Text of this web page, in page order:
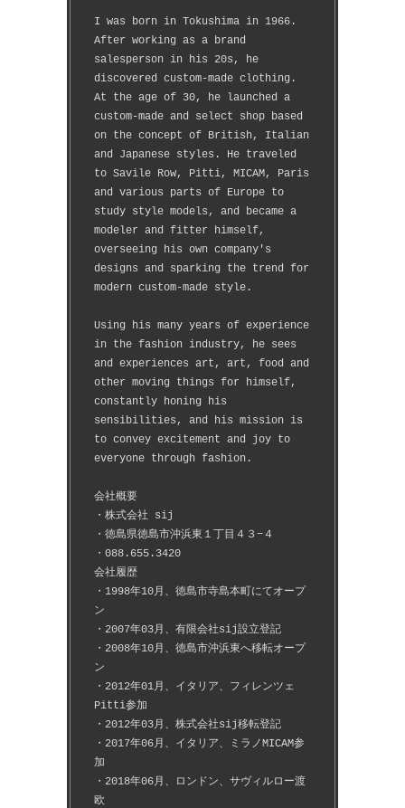
I was born in Tokushima in 1966.
After working as a brand
salesperson in his 20s, he
discovered custom-made clothing.
At the age of 30, he launched a
custom-made and select shop based
on the concept of British, Italian
and Japanese styles. He traveled
to Savile Row, Pitti, MICAM, Paris
and various parts of Europe to
study style models, and became a
modeler and fitter himself,
overseeing his own company's
designs and sparking the trend for
modern custom-made style.
Using his many years of experience
in the fashion industry, he sees
and experiences art, art, food and
other moving things for himself,
constantly honing his
sensibilities, and his mission is
to convey excitement and joy to
everyone through fashion.
会社概要
・株式会社 sij
・徳島県徳島市沖浜東１丁目４３−４
・088.655.3420
会社履歴
・1998年10月、徳島市寺島本町にてオープ
ン
・2007年03月、有限会社sij設立登記
・2008年10月、徳島市沖浜東へ移転オープ
ン
・2012年01月、イタリア、フィレンツェ
Pitti参加
・2012年03月、株式会社sij移転登記
・2017年06月、イタリア、ミラノMICAM参
加
・2018年06月、ロンドン、サヴィルロー渡
欧